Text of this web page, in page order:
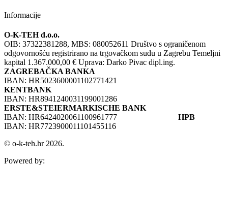
Informacije
O-K-TEH d.o.o.
OIB: 37322381288, MBS: 080052611 Društvo s ograničenom
odgovornošću registrirano na trgovačkom sudu u Zagrebu Temeljni
kapital 1.367.000,00 € Uprava: Darko Pivac dipl.ing.
ZAGREBAČKA BANKA
IBAN: HR5023600001102771421
KENTBANK
IBAN: HR8941240031199001286
ERSTE&STEIERMARKISCHE BANK
IBAN: HR6424020061100961777 HPB
IBAN: HR7723900011101455116
© o-k-teh.hr 2026.
Powered by: